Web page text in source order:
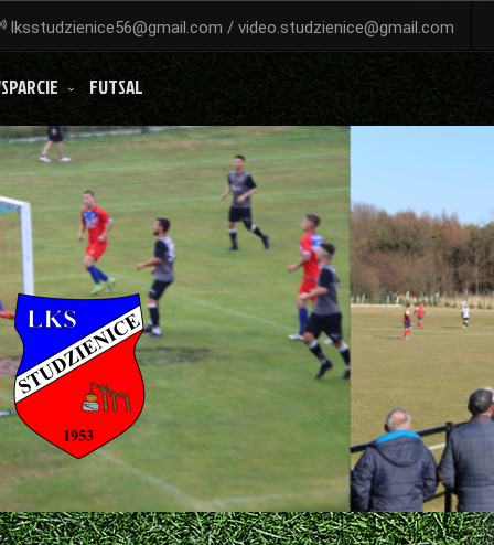
lksstudzienice56@gmail.com / video.studzienice@gmail.com
FUTSAL